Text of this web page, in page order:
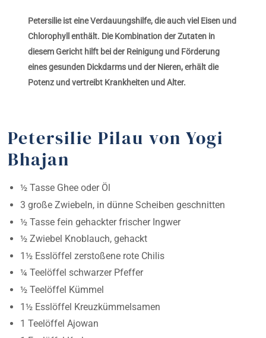
Petersilie ist eine Verdauungshilfe, die auch viel Eisen und
Chlorophyll enthält. Die Kombination der Zutaten in
diesem Gericht hilft bei der Reinigung und Förderung
eines gesunden Dickdarms und der Nieren, erhält die
Potenz und vertreibt Krankheiten und Alter.
Petersilie Pilau von Yogi
Bhajan
½ Tasse Ghee oder Öl
3 große Zwiebeln, in dünne Scheiben geschnitten
½ Tasse fein gehackter frischer Ingwer
½ Zwiebel Knoblauch, gehackt
1½ Esslöffel zerstoßene rote Chilis
¼ Teelöffel schwarzer Pfeffer
½ Teelöffel Kümmel
1½ Esslöffel Kreuzkümmelsamen
1 Teelöffel Ajowan